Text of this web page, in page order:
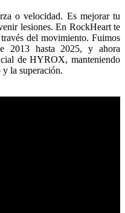
o velocidad. Es mejorar tu
lesiones. En RockHeart te
del movimiento. Fuimos
2013 hasta 2025, y ahora
de HYROX, manteniendo
la superación.